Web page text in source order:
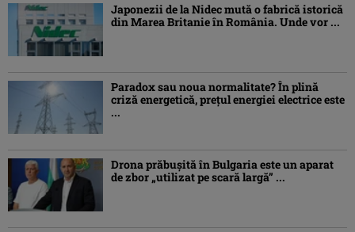
Japonezii de la Nidec mută o fabrică istorică
din Marea Britanie în România. Unde vor ...
Paradox sau noua normalitate? În plină
criză energetică, prețul energiei electrice este
...
Drona prăbuşită în Bulgaria este un aparat
de zbor „utilizat pe scară largă” ...